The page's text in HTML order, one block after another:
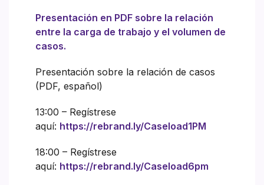
Presentación en PDF sobre la relación
entre la carga de trabajo y el volumen de
casos.
Presentación sobre la relación de casos
(PDF, español)
13:00 – Regístrese
aquí: https://rebrand.ly/Caseload1PM
18:00 – Regístrese
aquí: https://rebrand.ly/Caseload6pm